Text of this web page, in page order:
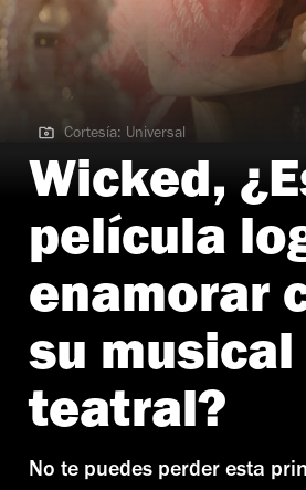
Cortesía: Universal
Cortesía: Universal
Wicked,
película
enamorar
su musical
teatral?
No te puedes perder esta